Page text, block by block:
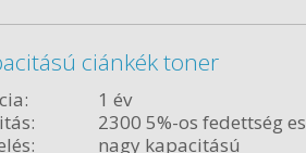
ciánkék toner
1 év
2300 5%-os fedettség
nagy kapacitású